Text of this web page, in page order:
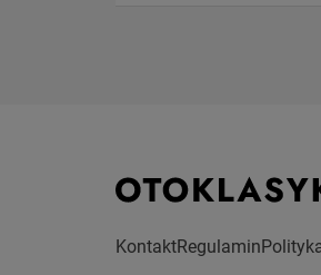
KontaktRegulamin